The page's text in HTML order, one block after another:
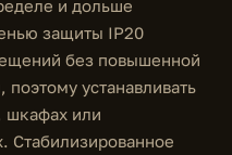
и дольше
защиты IP20
без повышенной
устанавливать
шкафах или
Стабилизированное